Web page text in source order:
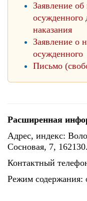
Заявление
осужденного
наказания
Заявление о
осужденного
Письмо
Расширенная
Адрес, индекс:
Сосновая, 7, 162130.
Контактный
Режим